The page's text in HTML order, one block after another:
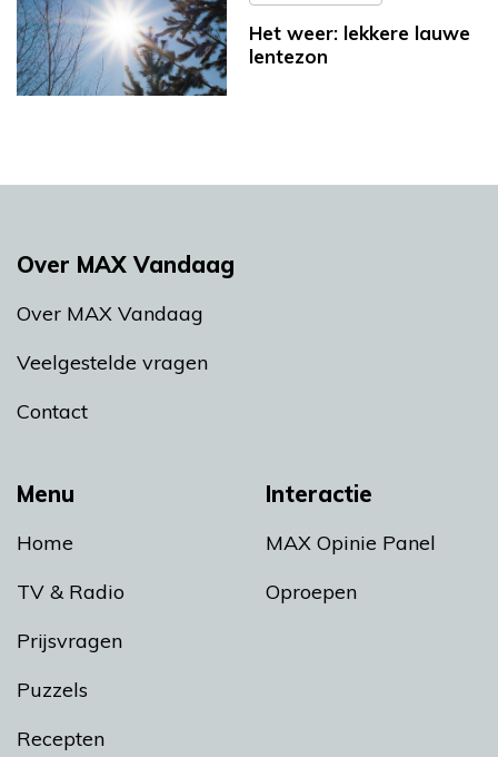
Het weer: lekkere lauwe
lentezon
Menu
Home
TV & Radio
Prijsvragen
Puzzels
Recepten
Interactie
MAX Opinie Panel
Oproepen
Over MAX Vandaag
Over MAX Vandaag
Veelgestelde vragen
Contact